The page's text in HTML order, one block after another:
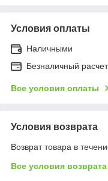
Условия оплаты
Наличными
Безналичный расчет
Все условия оплаты
Условия возврата
Возврат товара в
Все условия возврата